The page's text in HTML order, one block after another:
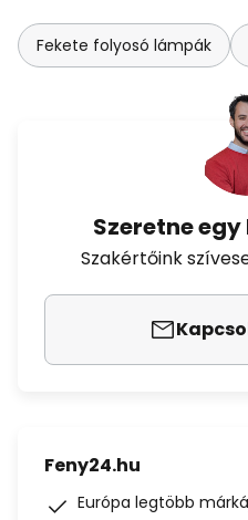
Fekete folyosó lámpák
Szeretne
Szakértőink
Feny24.hu
Európa legtöbb